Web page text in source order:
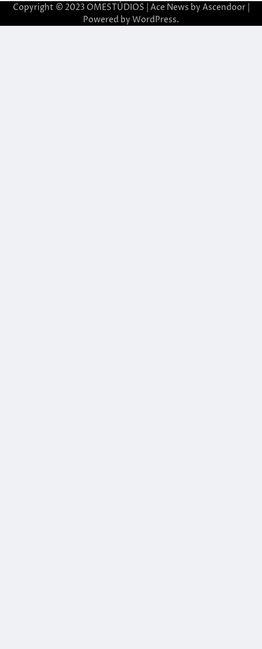
Copyright © 2023 OMESTÚDIOS | Ace News by Ascendoor|
Powered by WordPress.